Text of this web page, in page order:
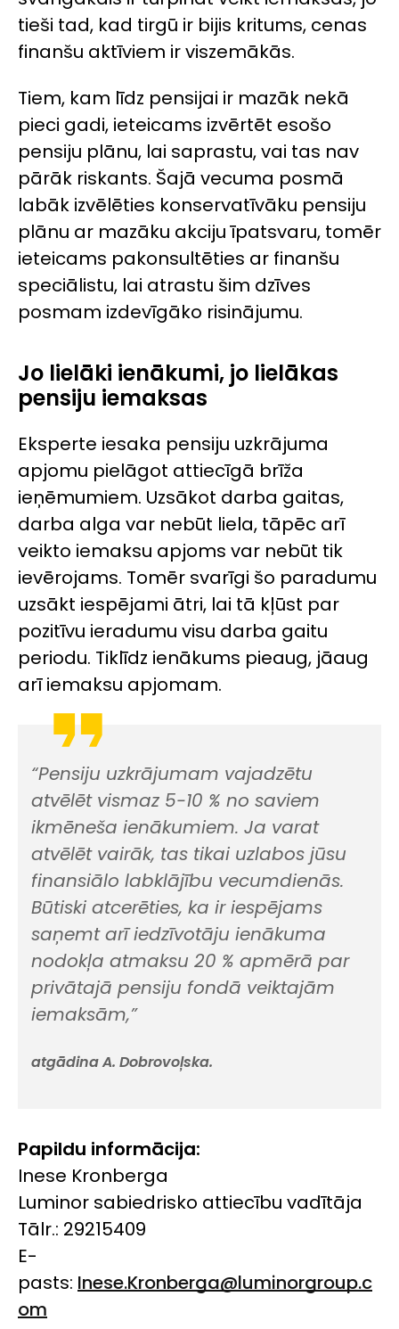
tieši tad, kad tirgū ir bijis kritums, cenas
finanšu aktīviem ir viszemākās.
Tiem, kam līdz pensijai ir mazāk nekā
pieci gadi, ieteicams izvērtēt esošo
pensiju plānu, lai saprastu, vai tas nav
pārāk riskants. Šajā vecuma posmā
labāk izvēlēties konservatīvāku pensiju
plānu ar mazāku akciju īpatsvaru, tomēr
ieteicams pakonsultēties ar finanšu
speciālistu, lai atrastu šim dzīves
posmam izdevīgāko risinājumu.
Jo lielāki ienākumi, jo lielākas
pensiju iemaksas
Eksperte iesaka pensiju uzkrājuma
apjomu pielāgot attiecīgā brīža
ieņēmumiem. Uzsākot darba gaitas,
darba alga var nebūt liela, tāpēc arī
veikto iemaksu apjoms var nebūt tik
ievērojams. Tomēr svarīgi šo paradumu
uzsākt iespējami ātri, lai tā kļūst par
pozitīvu ieradumu visu darba gaitu
periodu. Tiklīdz ienākums pieaug, jāaug
arī iemaksu apjomam.
“Pensiju uzkrājumam vajadzētu
atvēlēt vismaz 5-10 % no saviem
ikmēneša ienākumiem. Ja varat
atvēlēt vairāk, tas tikai uzlabos jūsu
finansiālo labklājību vecumdienās.
Būtiski atcerēties, ka ir iespējams
saņemt arī iedzīvotāju ienākuma
nodokļa atmaksu 20 % apmērā par
privātajā pensiju fondā veiktajām
iemaksām,”
atgādina A. Dobrovoļska.
Papildu informācija:
Inese Kronberga
Luminor sabiedrisko attiecību vadītāja
Tālr.: 29215409
E-
pasts: Inese.Kronberga@luminorgroup.c
om